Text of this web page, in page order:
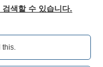
색할 수 있습니다.
this.‎